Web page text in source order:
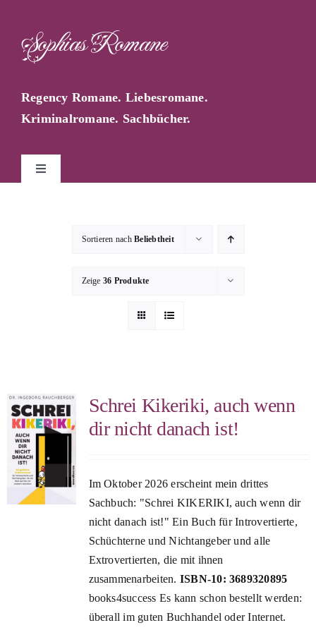
springenSophias Romane
Regency Romane. Liebesromane.
Kriminalromane. Sachbücher.
Toggle
Sophia Rauchberg
Dr. Rauchberger
WooCommerce Warenkorb
Sortieren nachBeliebtheit
Zeige 36 Produkte
Schrei Kikeriki, auch wenn
dir nicht danach ist!
Im Oktober 2026 erscheint mein drittes
Sachbuch: "Schrei KIKERIKI, auch wenn dir
nicht danach ist!" Ein Buch für Introvertierte,
Schüchterne und Nichtangeber und alle
Extrovertierten, die mit ihnen
zusammenarbeiten. ISBN-10: 3689320895
books4success Es kann schon bestellt werden:
überall im guten Buchhandel oder Internet.